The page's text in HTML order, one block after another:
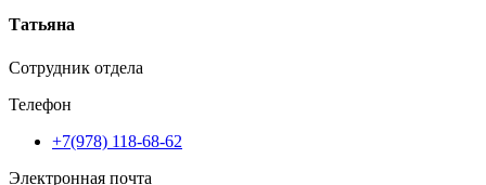
Татьяна
Сотрудник отдела
Телефон
+7(978) 118-68-62
Электронная почта